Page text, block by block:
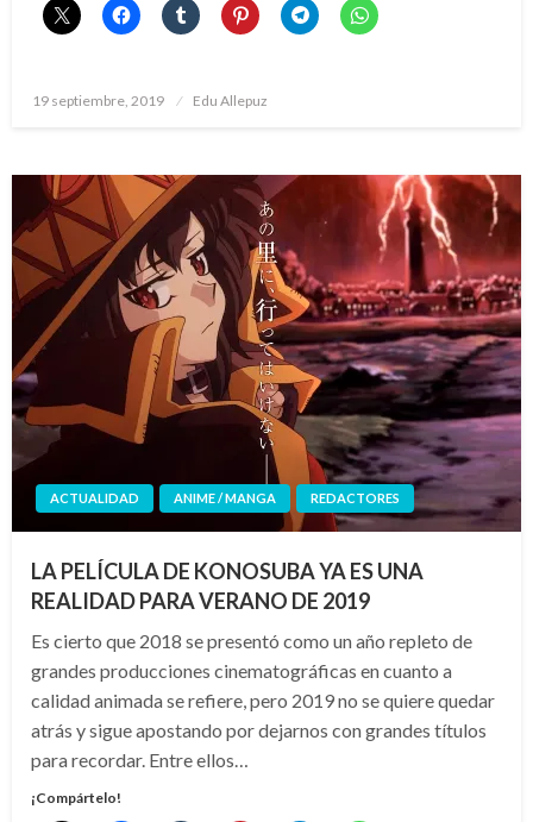
Publicado
19 septiembre, 2019 Edu Allepuz
ACTUALIDAD ANIME / MANGA REDACTORES
LA PELÍCULA DE KONOSUBA YA ES UNA
REALIDAD PARA VERANO DE 2019
Es cierto que 2018 se presentó como un año repleto de
grandes producciones cinematográficas en cuanto a
calidad animada se refiere, pero 2019 no se quiere quedar
atrás y sigue apostando por dejarnos con grandes títulos
para recordar. Entre ellos…
¡Compártelo!